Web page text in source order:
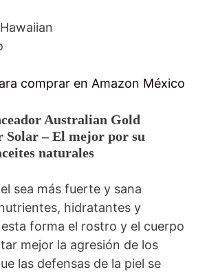
comprar en Amazon México
Australian Gold
Solar – El mejor por su
naturales
sea más fuerte y sana
hidratantes y
forma el rostro y el cuerpo
mejor la agresión de los
las defensas de la piel se